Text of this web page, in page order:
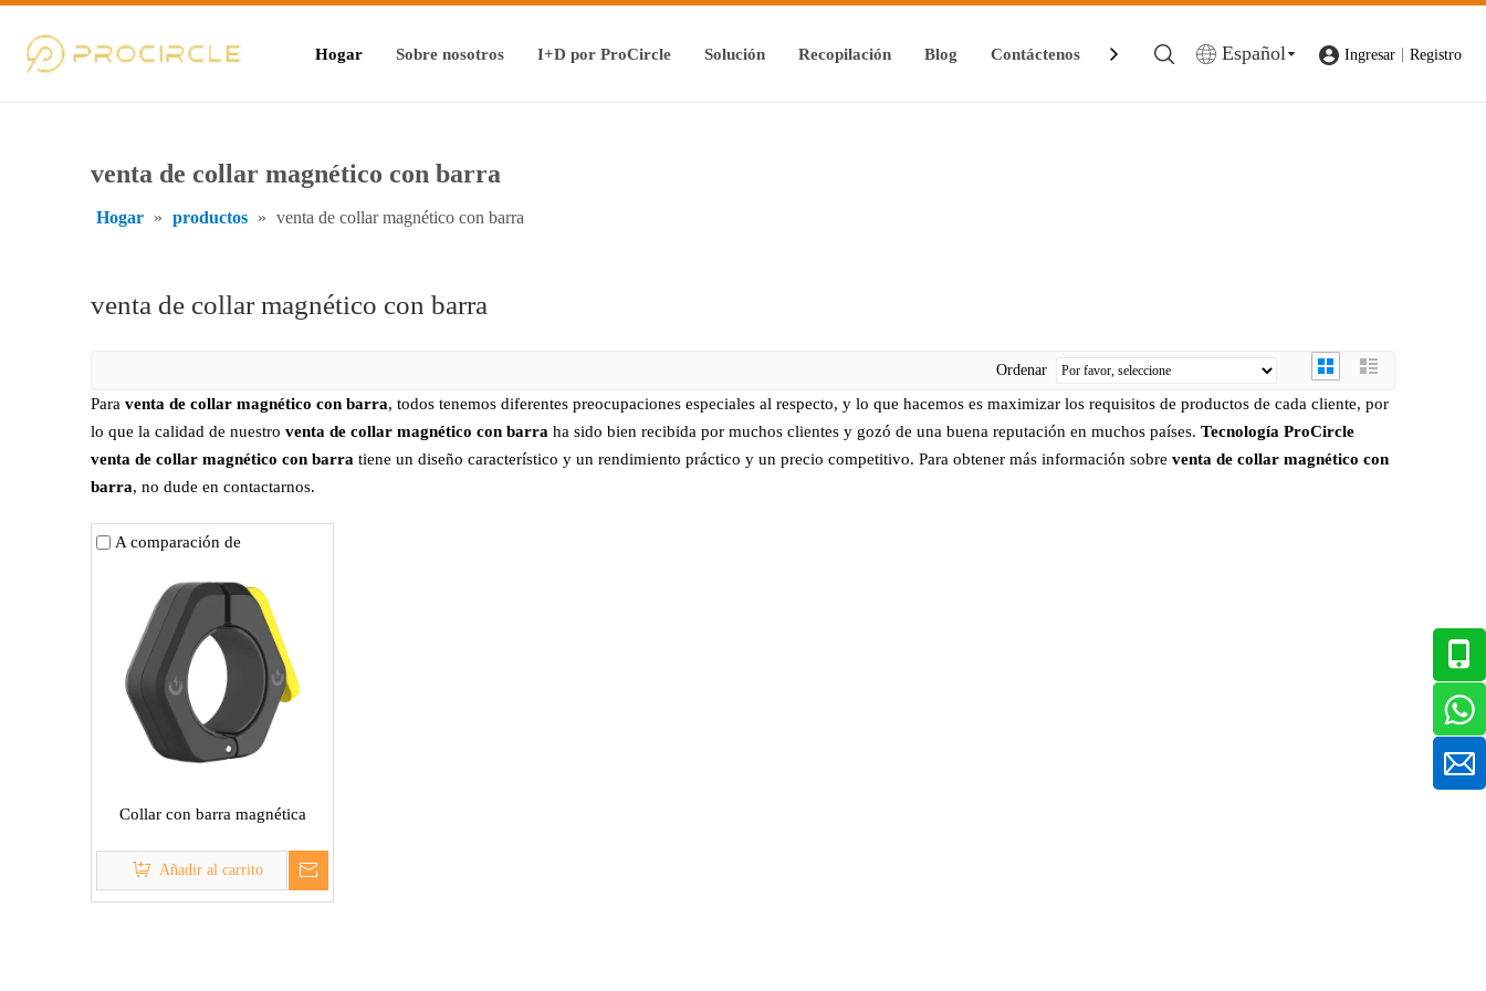
Hogar Sobre nosotros I+D por ProCircle Solución Recopilación Blog Contáctenos Español Ingresar Registro
venta de collar magnético con barra
Hogar » productos » venta de collar magnético con barra
venta de collar magnético con barra
Ordenar
Para venta de collar magnético con barra, todos tenemos diferentes preocupaciones especiales al respecto, y lo que hacemos es maximizar los requisitos de productos de cada cliente, por
lo que la calidad de nuestro venta de collar magnético con barra ha sido bien recibida por muchos clientes y gozó de una buena reputación en muchos países. Tecnología ProCircle
venta de collar magnético con barra tiene un diseño característico y un rendimiento práctico y un precio competitivo. Para obtener más información sobre venta de collar magnético con
barra, no dude en contactarnos.
A comparación de
Collar con barra magnética
Añadir al carrito